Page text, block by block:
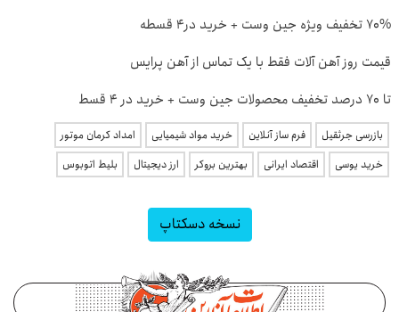
70% تخفیف ویژه جین وست + خرید در4 قسطه
قیمت روز آهن آلات فقط با یک تماس از آهن پرایس
تا 70 درصد تخفیف محصولات جین وست + خرید در 4 قسط
بازرسی جرثقیل فرم ساز آنلاین خرید مواد شیمیایی
امداد کرمان موتور
خرید یوسی
اقتصاد ایرانی بهترین بروکر ارز دیجیتال بلیط اتوبوس
نسخه دسکتاپ